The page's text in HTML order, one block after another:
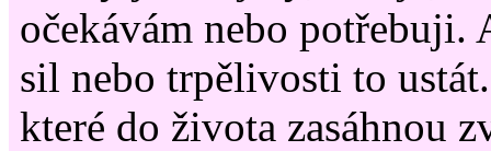
očekávám nebo potřebuji.
sil nebo trpělivosti to
které do života zasáhnou